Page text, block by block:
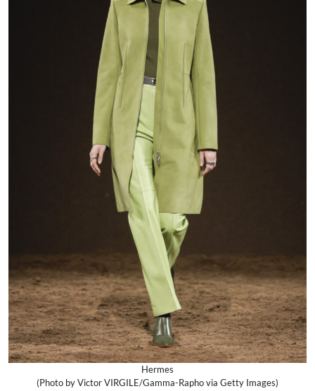
Hermes
(Photo by Victor VIRGILE/Gamma-Rapho via Getty Images)